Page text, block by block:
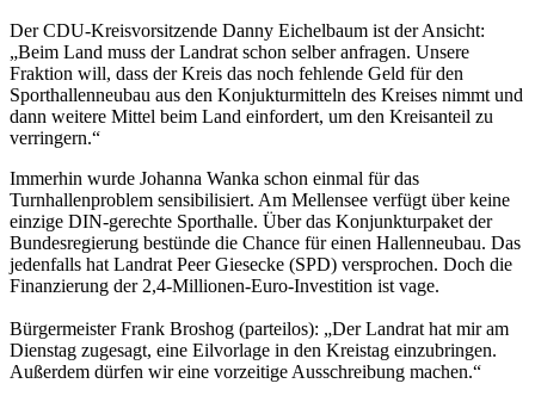
Der CDU-Kreisvorsitzende Danny Eichelbaum ist der Ansicht:
„Beim Land muss der Landrat schon selber anfragen. Unsere
Fraktion will, dass der Kreis das noch fehlende Geld für den
Sporthallenneubau aus den Konjukturmitteln des Kreises nimmt und
dann weitere Mittel beim Land einfordert, um den Kreisanteil zu
verringern.“
Immerhin wurde Johanna Wanka schon einmal für das
Turnhallenproblem sensibilisiert. Am Mellensee verfügt über keine
einzige DIN-gerechte Sporthalle. Über das Konjunkturpaket der
Bundesregierung bestünde die Chance für einen Hallenneubau. Das
jedenfalls hat Landrat Peer Giesecke (SPD) versprochen. Doch die
Finanzierung der 2,4-Millionen-Euro-Investition ist vage.
Bürgermeister Frank Broshog (parteilos): „Der Landrat hat mir am
Dienstag zugesagt, eine Eilvorlage in den Kreistag einzubringen.
Außerdem dürfen wir eine vorzeitige Ausschreibung machen.“